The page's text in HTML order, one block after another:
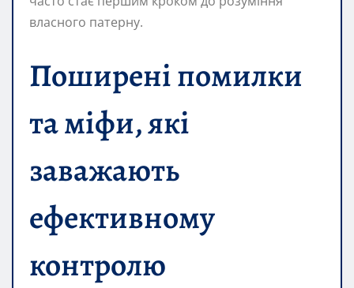
власного патерну.
Поширені помилки
та міфи, які
заважають
ефективному
контролю